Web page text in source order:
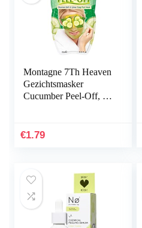
Montagne 7Th Heaven
Gezichtsmasker
Cucumber Peel-Off, 10
€1.79